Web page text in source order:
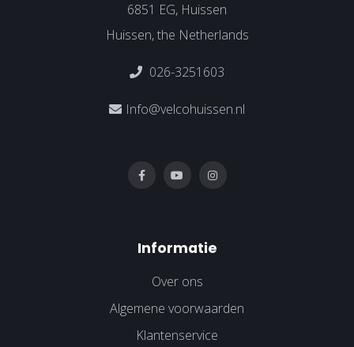
6851 EG, Huissen
Huissen, the Netherlands
026-3251603
Info@velcohuissen.nl
Informatie
Over ons
Algemene voorwaarden
Klantenservice